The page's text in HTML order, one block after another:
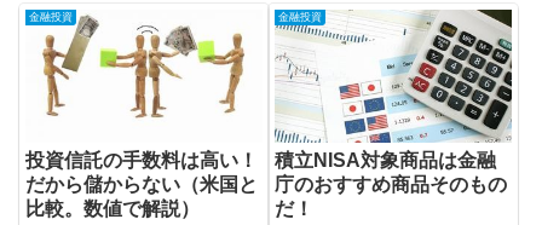
金融投資
投資信託の手数料は高い！
だから儲からない（米国と
比較。数値で解説）
金融投資
積立NISA対象商品は金融
庁のおすすめ商品そのもの
だ！